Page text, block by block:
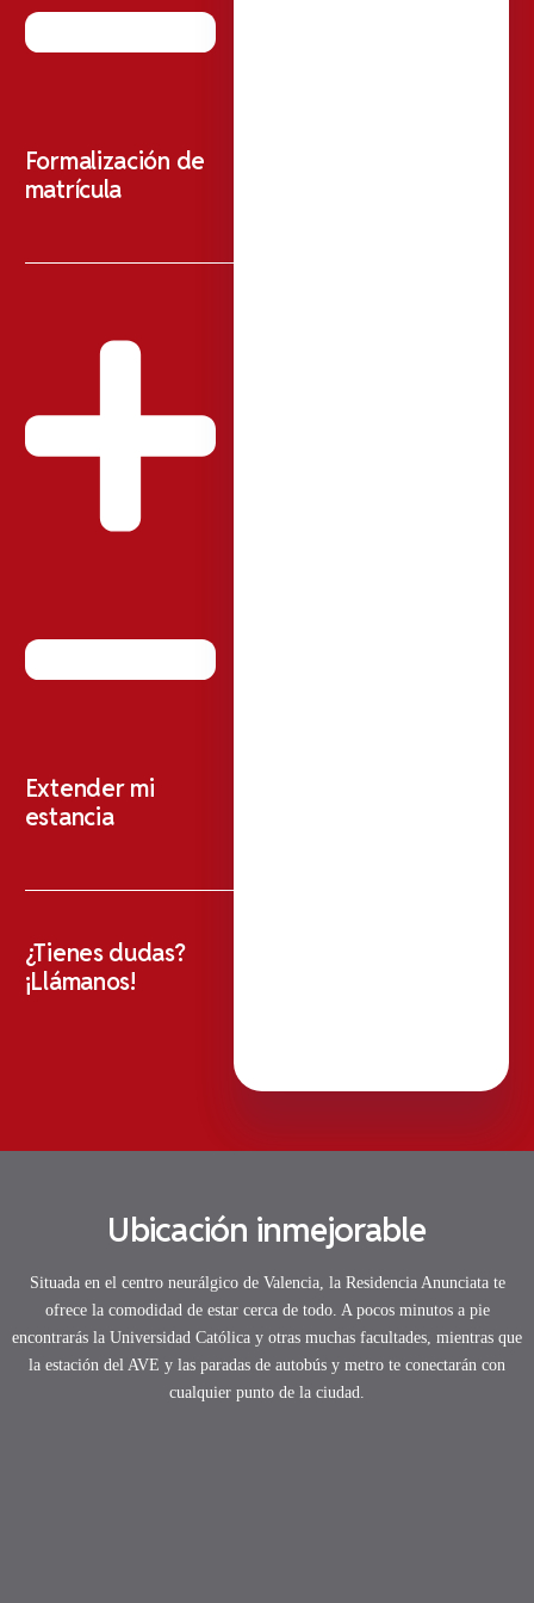
Formalización de
matrícula
Extender mi
estancia
¿Tienes dudas?
¡Llámanos!
Ubicación inmejorable
Situada en el centro neurálgico de Valencia, la Residencia Anunciata te
ofrece la comodidad de estar cerca de todo. A pocos minutos a pie
encontrarás la Universidad Católica y otras muchas facultades, mientras que
la estación del AVE y las paradas de autobús y metro te conectarán con
cualquier punto de la ciudad.